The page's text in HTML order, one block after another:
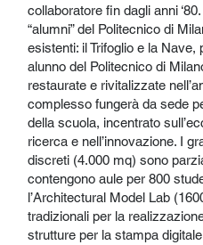
collaboratore fin dagli anni
“alumni” del Politecnico di
esistenti: il Trifoglio e la
alunno del Politecnico di
restaurate e rivitalizzate
complesso fungerà da sede
della scuola, incentrato
ricerca e nell’innovazione. I
discreti (4.000 mq) sono
contengono aule per 800
l’Architectural Model Lab
tradizionali per la
strutture per la stampa